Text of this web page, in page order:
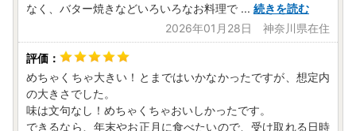
なく、バター焼きなどいろいろなお料理で ... 続きを読む
2026年01月28日 神奈川県在住
めちゃくちゃ大きい！とまではいかなかったですが、想定内
の大きさでした。
味は文句なし！めちゃくちゃおいしかったです。
できるなら、年末やお正月に食べたいので、受け取れる日時